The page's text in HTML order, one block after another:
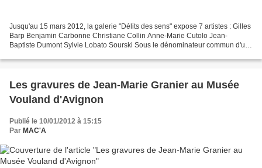
Jusqu'au 15 mars 2012, la galerie "Délits des sens" expose 7 artistes : Gilles
Barp Benjamin Carbonne Christiane Collin Anne-Marie Cutolo Jean-
Baptiste Dumont Sylvie Lobato Sourski Sous le dénominateur commun d'un
Les gravures de Jean-Marie Granier au Musée
Vouland d'Avignon
Publié le 10/01/2012 à 15:15
Par MAC'A